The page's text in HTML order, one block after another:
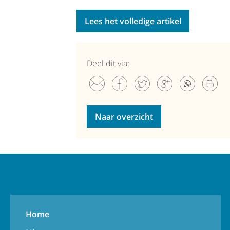
Lees het volledige artikel
Deel dit via:
Naar overzicht
Home